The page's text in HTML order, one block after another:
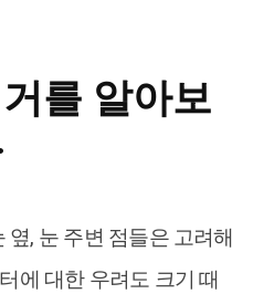
를 알아보
, 눈 주변 점들은 고려해
에 대한 우려도 크기 때